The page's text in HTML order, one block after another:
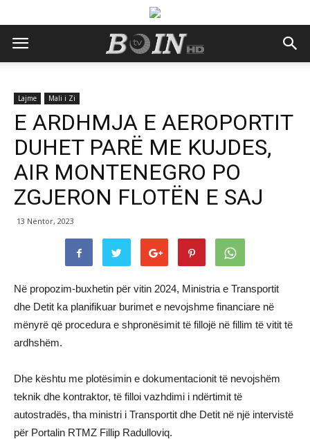
Lajme Mali i Zi
E ARDHMJA E AEROPORTIT
DUHET PARË ME KUJDES,
AIR MONTENEGRO PO
ZGJERON FLOTËN E SAJ
13 Nëntor, 2023
Në propozim-buxhetin për vitin 2024, Ministria e Transportit
dhe Detit ka planifikuar burimet e nevojshme financiare në
mënyrë që procedura e shpronësimit të fillojë në fillim të vitit të
ardhshëm.
Dhe kështu me plotësimin e dokumentacionit të nevojshëm
teknik dhe kontraktor, të filloi vazhdimi i ndërtimit të
autostradës, tha ministri i Transportit dhe Detit në një intervistë
për Portalin RTMZ Fillip Radulloviq.